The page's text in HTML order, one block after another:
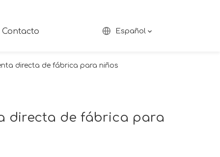
Contacto Español
directa de fábrica para niños
directa de fábrica para